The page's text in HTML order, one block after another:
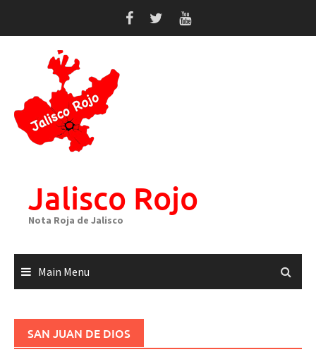
Jalisco Rojo
Nota Roja de Jalisco
Main Menu
SAN JUAN DE DIOS